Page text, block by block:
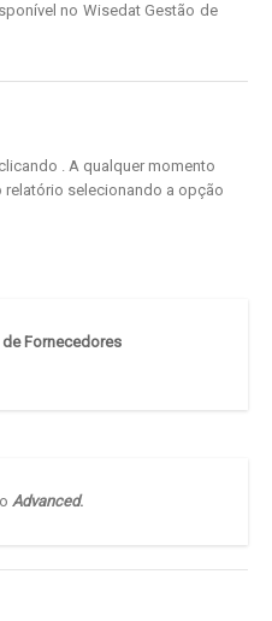
no Wisedat Gestão de
. A qualquer momento
relatório selecionando a opção
Fornecedores
Advanced.